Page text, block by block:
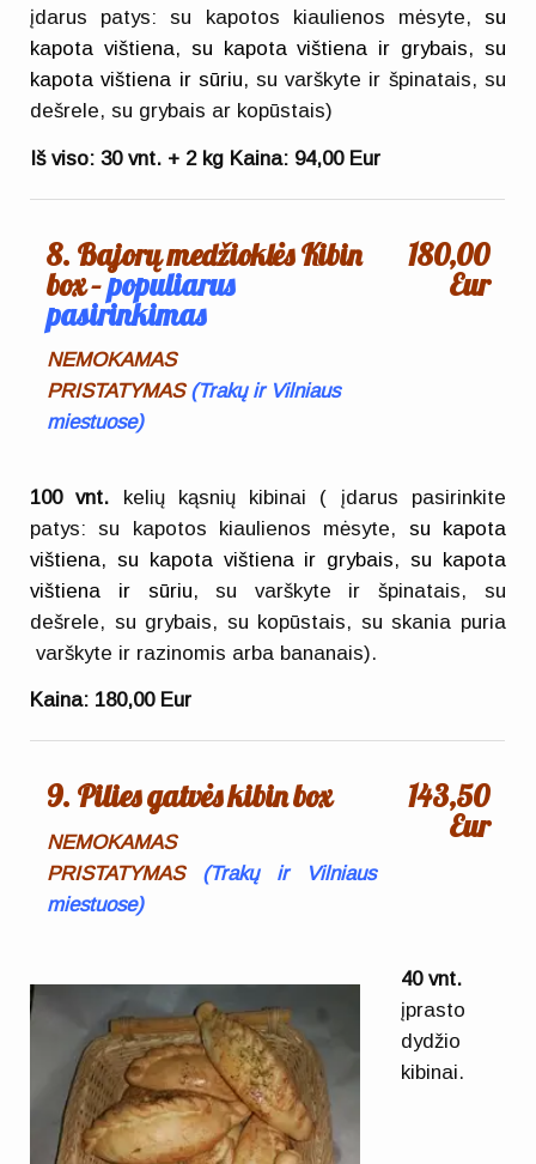
įdarus patys: su kapotos kiaulienos mėsyte, su
kapota vištiena, su kapota vištiena ir grybais, su
kapota vištiena ir sūriu, su varškyte ir špinatais, su
dešrele, su grybais ar kopūstais)
Iš viso: 30 vnt. + 2 kg Kaina: 94,00 Eur
8. Bajorų medžioklės Kibin
box –populiarus
pasirinkimas
NEMOKAMAS
PRISTATYMAS (Trakų ir Vilniaus
miestuose)
180,00
Eur
100 vnt. kelių kąsnių kibinai ( įdarus pasirinkite
patys: su kapotos kiaulienos mėsyte, su kapota
vištiena, su kapota vištiena ir grybais, su kapota
vištiena ir sūriu, su varškyte ir špinatais, su
dešrele, su grybais, su kopūstais, su skania puria
varškyte ir razinomis arba bananais).
Kaina: 180,00 Eur
9. Pilies gatvės kibin box
NEMOKAMAS
PRISTATYMAS
(Trakų ir Vilniaus
miestuose)
143,50
Eur
40 vnt.
įprasto
dydžio
kibinai.